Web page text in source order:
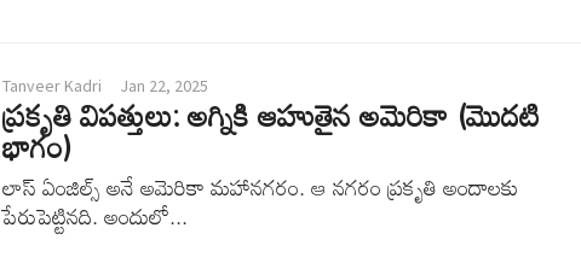
Tanveer Kadri Jan 22, 2025
ప్రకృతి విపత్తులు: అగ్నికి ఆహుతైన అమెరికా (మొదటి
భాగం)
లాస్ ఏంజిల్స్ అనే అమెరికా మహానగరం. ఆ నగరం ప్రకృతి అందాలకు
పేరుపెట్టినది. అందులో...